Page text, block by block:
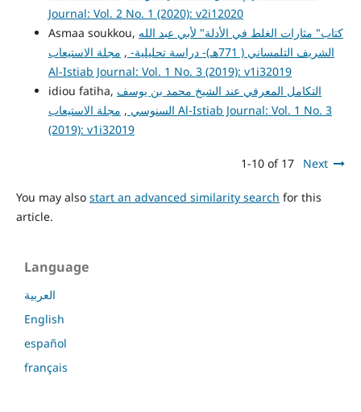
Journal: Vol. 2 No. 1 (2020): v2i12020
Asmaa soukkou, كتاب" مثارات الغلط في الأدلة" لأبي عبد الله
الشريف التلمساني ( 771هـ)- دراسة تحليلية-
, مجلة الاستيعاب
Al-Istiab Journal: Vol. 1 No. 3 (2019): v1i32019
idiou fatiha, التكامل المعرفي عند الشيخ محمد بن يوسف
السنوسي , مجلة الاستيعاب Al-Istiab Journal: Vol. 1 No. 3
(2019): v1i32019
1-10 of 17 Next
You may also start an advanced similarity search for this
article.
Language
العربية
English
español
français